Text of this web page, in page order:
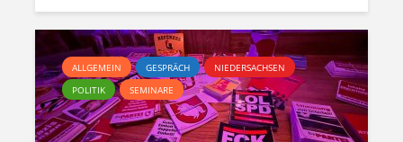
ALLGEMEIN GESPRÄCH
NIEDERSACHSEN
POLITIK
SEMINARE